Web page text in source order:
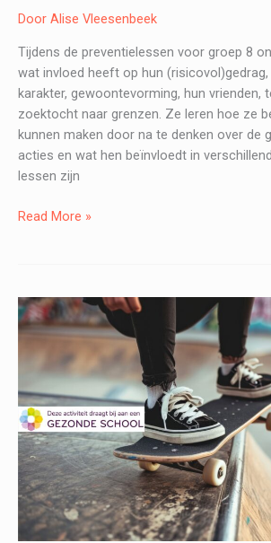
Door Alise Vleesenbeek
Tijdens de preventielessen voor groep 8
wat invloed heeft op hun
karakter, gewoontevorming, hun vrienden,
zoektocht naar grenzen. Ze leren hoe ze
kunnen maken door na te denken over de
acties en wat hen beïnvloedt in
lessen zijn
GRIP
Read More »